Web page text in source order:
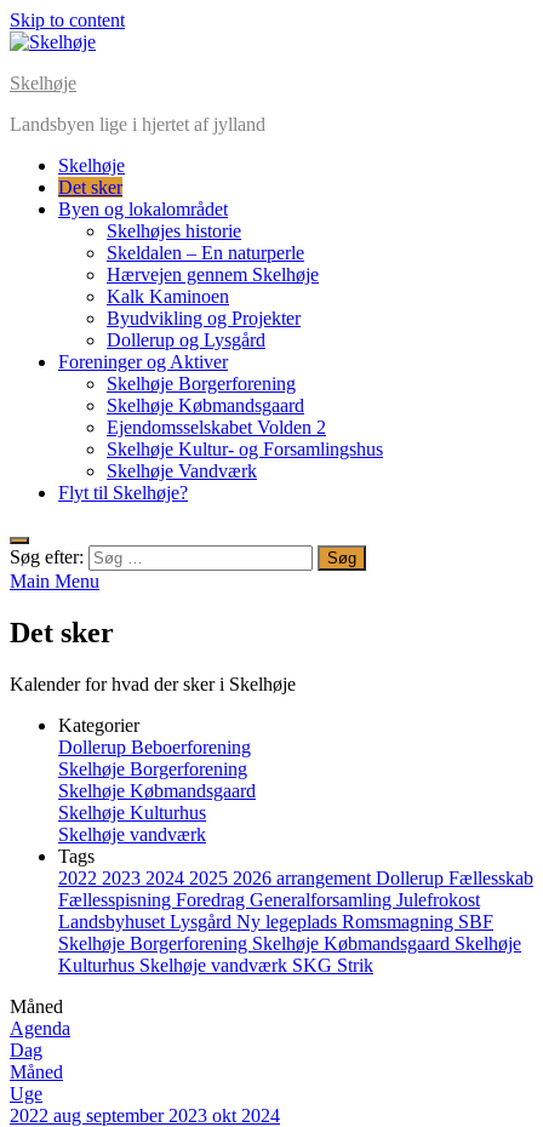
Skip to content
Skelhøje
Landsbyen lige i hjertet af jylland
Skelhøje
Det sker
Byen og lokalområdet
Skelhøjes historie
Skeldalen – En naturperle
Hærvejen gennem Skelhøje
Kalk Kaminoen
Byudvikling og Projekter
Dollerup og Lysgård
Foreninger og Aktiver
Skelhøje Borgerforening
Skelhøje Købmandsgaard
Ejendomsselskabet Volden 2
Skelhøje Kultur- og Forsamlingshus
Skelhøje Vandværk
Flyt til Skelhøje?
Søg efter:
Main Menu
Det sker
Kalender for hvad der sker i Skelhøje
Kategorier
Dollerup Beboerforening
Skelhøje Borgerforening
Skelhøje Købmandsgaard
Skelhøje Kulturhus
Skelhøje vandværk
Tags
2022 2023 2024 2025 2026 arrangement Dollerup Fællesskab
Fællesspisning Foredrag Generalforsamling Julefrokost
Landsbyhuset Lysgård Ny legeplads Romsmagning SBF
Skelhøje Borgerforening Skelhøje Købmandsgaard Skelhøje
Kulturhus Skelhøje vandværk SKG Strik
Måned
Agenda
Dag
Måned
Uge
2022 aug september 2023 okt 2024